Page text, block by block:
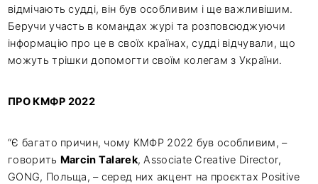
відмічають судді, він був особливим і ще важливішим.
Беручи участь в командах журі та розповсюджуючи
інформацію про це в своїх країнах, судді відчували, що
можуть трішки допомогти своїм колегам з України.
ПРО КМФР 2022
“Є багато причин, чому КМФР 2022 був особливим, –
говорить Marcin Talarek, Associate Creative Director,
GONG, Польща, – серед них акцент на проєктах Positive